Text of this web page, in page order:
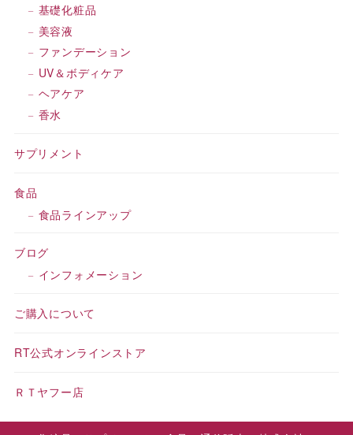
基礎化粧品
美容液
ファンデーション
UV＆ボディケア
ヘアケア
香水
サプリメント
食品
食品ラインアップ
ブログ
インフォメーション
ご購入について
RT公式オンラインストア
ＲＴヤフー店